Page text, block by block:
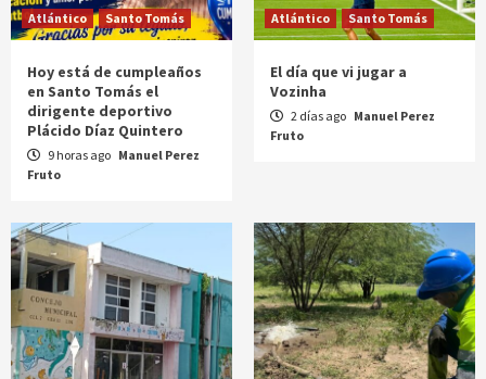
Atlántico Santo Tomás
Hoy está de cumpleaños
en Santo Tomás el
dirigente deportivo
Plácido Díaz Quintero
9 horas ago Manuel Perez
Fruto
Atlántico Santo Tomás
El día que vi jugar a
Vozinha
2 días ago Manuel Perez
Fruto